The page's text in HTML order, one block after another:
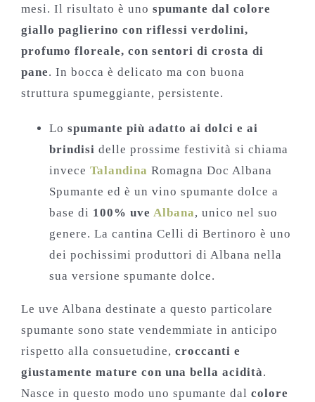
mesi. Il risultato è uno spumante dal colore
giallo paglierino con riflessi verdolini,
profumo floreale, con sentori di crosta di
pane. In bocca è delicato ma con buona
struttura spumeggiante, persistente.
Lo spumante più adatto ai dolci e ai
brindisi delle prossime festività si chiama
invece Talandina Romagna Doc Albana
Spumante ed è un vino spumante dolce a
base di 100% uve Albana, unico nel suo
genere. La cantina Celli di Bertinoro è uno
dei pochissimi produttori di Albana nella
sua versione spumante dolce.
Le uve Albana destinate a questo particolare
spumante sono state vendemmiate in anticipo
rispetto alla consuetudine, croccanti e
giustamente mature con una bella acidità.
Nasce in questo modo uno spumante dal colore